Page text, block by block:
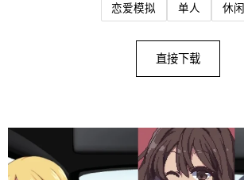
恋爱模拟 单人 休闲
直接下载